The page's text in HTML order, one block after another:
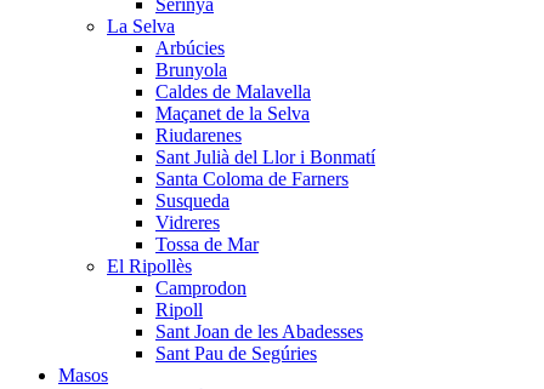
Serinyà
La Selva
Arbúcies
Brunyola
Caldes de Malavella
Maçanet de la Selva
Riudarenes
Sant Julià del Llor i Bonmatí
Santa Coloma de Farners
Susqueda
Vidreres
Tossa de Mar
El Ripollès
Camprodon
Ripoll
Sant Joan de les Abadesses
Sant Pau de Segúries
Masos